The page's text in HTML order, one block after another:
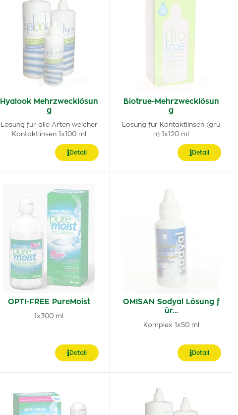
Hyalook Mehrzwecklösun
g
Lösung für alle Arten weicher
Kontaktlinsen 1x100 ml
Detail
Biotrue-Mehrzwecklösun
g
Lösung für Kontaktlinsen (grü
n) 1x120 ml
Detail
OPTI-FREE PureMoist
1x300 ml
Detail
OMISAN Sodyal Lösung f
ür…
Komplex 1x50 ml
Detail